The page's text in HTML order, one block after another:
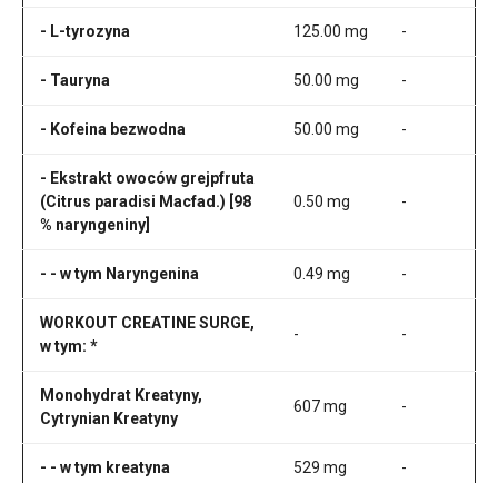
- L-tyrozyna 125.00 mg -
- Tauryna 50.00 mg -
- Kofeina bezwodna 50.00 mg -
- Ekstrakt owoców grejpfruta
(Citrus paradisi Macfad.) [98
% naryngeniny]
0.50 mg -
- - w tym Naryngenina 0.49 mg -
WORKOUT CREATINE SURGE,
w tym: *
- -
Monohydrat Kreatyny,
Cytrynian Kreatyny
607 mg -
- - w tym kreatyna 529 mg
-